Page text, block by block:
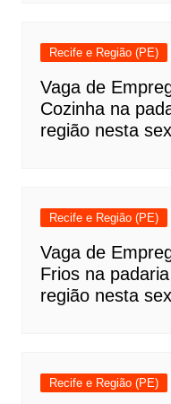
Recife e Região (PE)
Vaga de
Cozinha na
região nesta
Recife e Região (PE)
Vaga de
Frios na
região nesta
Recife e Região (PE)